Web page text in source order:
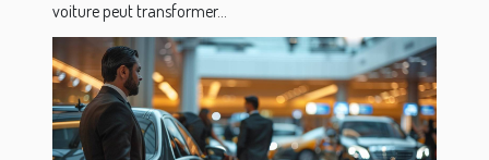
voiture peut transformer...